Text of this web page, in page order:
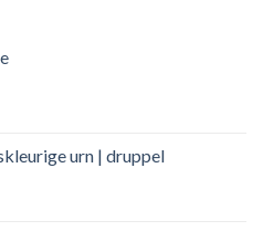
urn | druppel